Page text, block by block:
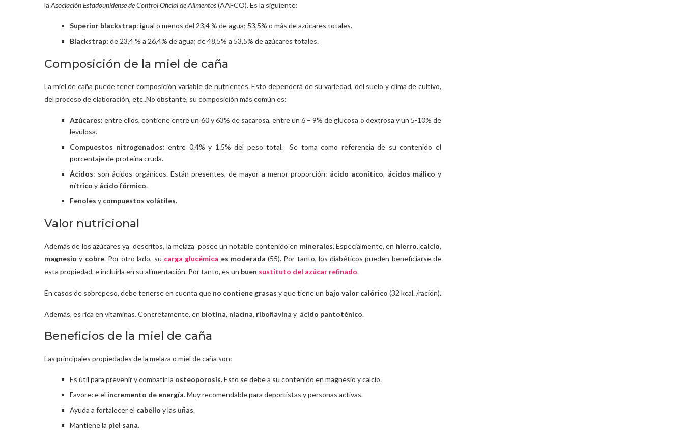
la Asociación Estadounidense de Control Oficial de Alimentos(AAFCO). Es la siguiente:
Superior blackstrap: igual o menos del 23,4 % de agua; 53,5% o más de azúcares totales.
Blackstrap: de 23,4 % a 26,4% de agua; de 48,5% a 53,5% de azúcares totales.
Composición de la miel de caña
La miel de caña puede tener composición variable de nutrientes. Esto dependerá de su variedad, del suelo y clima de cultivo,
del proceso de elaboración, etc..No obstante, su composición más común es:
Azúcares: entre ellos, contiene entre un 60 y 63% de sacarosa, entre un 6 – 9% de glucosa o dextrosa y un 5-10% de
levulosa.
Compuestos nitrogenados: entre 0.4% y 1.5% del peso total. Se toma como referencia de su contenido el
porcentaje de proteína cruda.
Ácidos: son ácidos orgánicos. Están presentes, de mayor a menor proporción: ácido aconítico, ácidos málico y
nítrico y ácido fórmico.
Fenoles y compuestos volátiles.
Valor nutricional
Además de los azúcares ya descritos, la melaza posee un notable contenido en minerales. Especialmente, en hierro, calcio,
magnesio y cobre. Por otro lado, su carga glucémica es moderada (55). Por tanto, los diabéticos pueden beneficiarse de
esta propiedad, e incluirla en su alimentación. Por tanto, es un buen sustituto del azúcar refinado.
En casos de sobrepeso, debe tenerse en cuenta que no contiene grasas y que tiene un bajo valor calórico (32 kcal. /ración).
Además, es rica en vitaminas. Concretamente, en biotina, niacina, riboflavina y ácido pantoténico.
Beneficios de la miel de caña
Las principales propiedades de la melaza o miel de caña son:
Es útil para prevenir y combatir la osteoporosis. Esto se debe a su contenido en magnesio y calcio.
Favorece el incremento de energía. Muy recomendable para deportistas y personas activas.
Ayuda a fortalecer el cabello y las uñas.
Mantiene la piel sana.